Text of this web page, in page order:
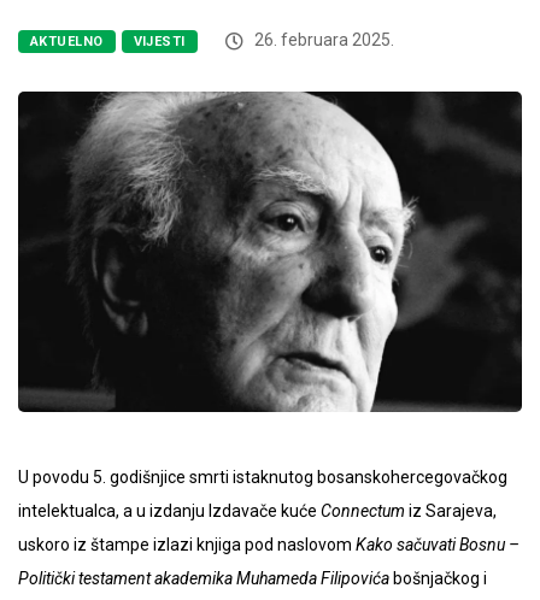
AKTUELNO VIJESTI 26. februara 2025.
U povodu 5. godišnjice smrti istaknutog bosanskohercegovačkog
intelektualca, a u izdanju Izdavače kuće Connectum iz Sarajeva,
uskoro iz štampe izlazi knjiga pod naslovom Kako sačuvati Bosnu –
Politički testament akademika Muhameda Filipovićabošnjačkog i